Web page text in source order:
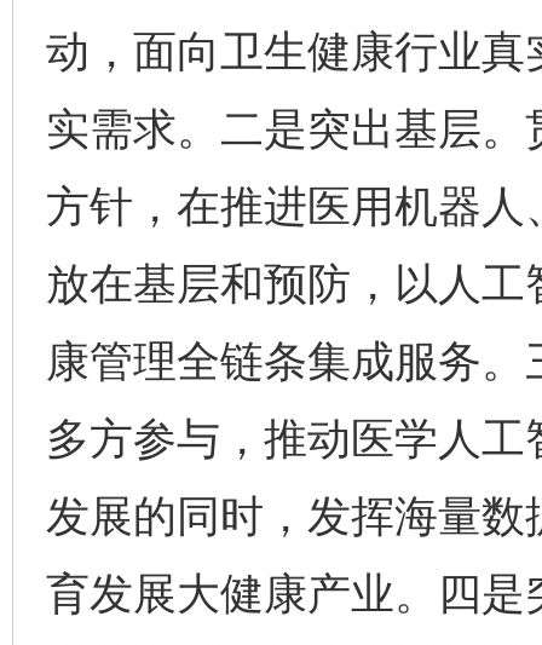
动，面向卫生健康行业
实需求。二是突出基层
方针，在推进医用机器
放在基层和预防，以人
康管理全链条集成服务
多方参与，推动医学人
发展的同时，发挥海量
育发展大健康产业。四